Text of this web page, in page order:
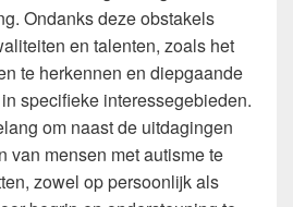
Ondanks deze obstakels
en talenten, zoals het
te herkennen en diepgaande
specifieke interessegebieden.
om naast de uitdagingen
van mensen met autisme te
zowel op persoonlijk als